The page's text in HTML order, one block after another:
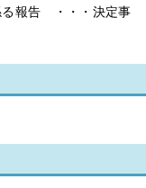
る報告 ・・・決定事